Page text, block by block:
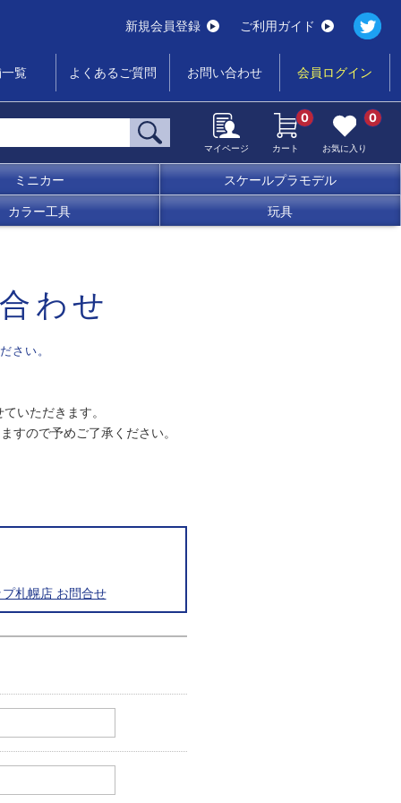
新規会員登録 ご利用ガイド
覧 よくあるご質問 お問い合わせ 会員ログイン
マイページ カート
0
お気に入り
0
ミニカー スケールプラモデル
カラー工具 玩具
わせ
さい。
いただきます。
すので予めご了承ください。
札幌店 お問合せ